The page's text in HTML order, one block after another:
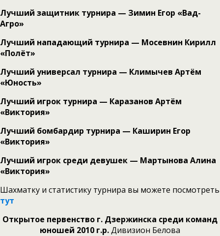
Лучший защитник турнира — Зимин Егор «Вад-
Агро»
Лучший нападающий турнира — Мосевнин Кирилл
«Полёт»
Лучший универсал турнира — Климычев Артём
«Юность»
Лучший игрок турнира — Каразанов Артём
«Виктория»
Лучший бомбардир турнира — Каширин Егор
«Виктория»
Лучший игрок среди девушек — Мартынова Алина
«Виктория»
Шахматку и статистику турнира вы можете посмотреть
тут
Открытое первенство г. Дзержинска среди команд
юношей 2010 г.р.Дивизион Белова